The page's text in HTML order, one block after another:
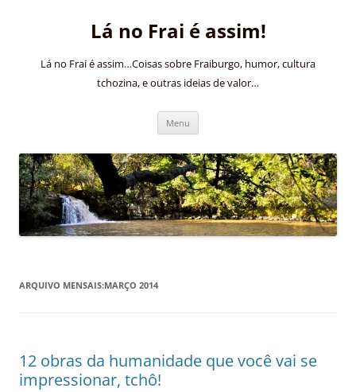
Lá no Frai é assim!
Lá no Frai é assim…Coisas sobre Fraiburgo, humor, cultura
tchozina, e outras ideias de valor…
Menu
ARQUIVO MENSAIS:MARÇO 2014
12 obras da humanidade que você vai se
impressionar, tchô!